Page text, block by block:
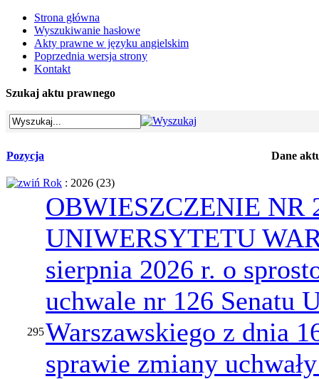
Strona główna
Wyszukiwanie hasłowe
Akty prawne w języku angielskim
Poprzednia wersja strony
Kontakt
Szukaj aktu prawnego
Pozycja Dane
Rok : 2026 ‎(23)
295
OBWIESZCZENIE NR
UNIWERSYTETU
sierpnia 2026 r. o
uchwale nr 126 Senatu
Warszawskiego z dnia
sprawie zmiany